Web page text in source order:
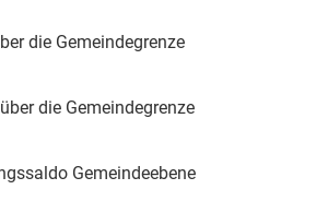
die Gemeindegrenze
die Gemeindegrenze
Gemeindeebene